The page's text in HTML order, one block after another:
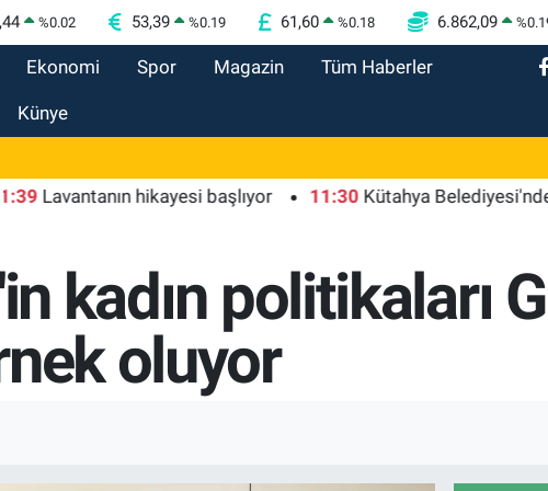
%0.02 53,39 %0.19 61,60 %0.18 6.862,09 %
Ekonomi Spor Magazin Tüm Haberler
Künye
hikayesi başlıyor 11:30 Kütahya Belediyesi'nden
kadın politikaları
oluyor